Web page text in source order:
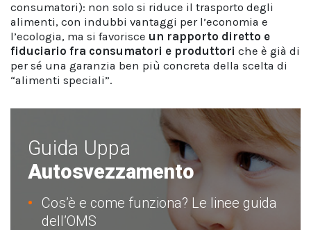
consumatori): non solo si riduce il trasporto degli
alimenti, con indubbi vantaggi per l’economia e
l’ecologia, ma si favorisce un rapporto diretto e
fiduciario fra consumatori e produttori che è già di
per sé una garanzia ben più concreta della scelta di
“alimenti speciali”.
Guida Uppa
Autosvezzamento
Cos’è e come funziona? Le linee guida
dell’OMS